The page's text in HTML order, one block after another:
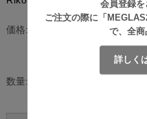
会員登録
ご注文の際に「
で、全商
詳しく
価格:
数量: